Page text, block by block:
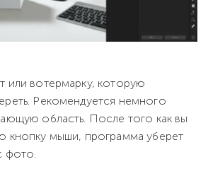
или вотермарку, которую
Рекомендуется немного
область. После того как вы
кнопку мыши, программа уберет
фото.